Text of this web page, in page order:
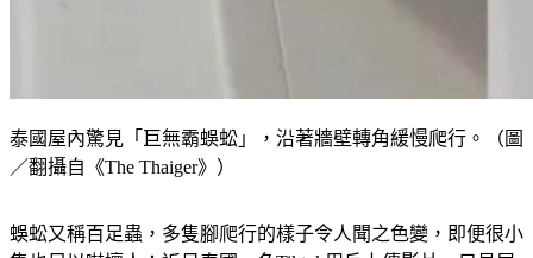
泰國屋內驚見「巨無霸蜈蚣」，沿著牆壁轉角緩慢爬行。（圖